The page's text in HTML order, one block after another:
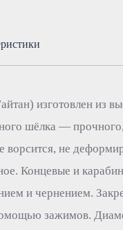
изготовлен из
шёлка —
ворсится, не
Концевые и
и чернением.
зажимов.